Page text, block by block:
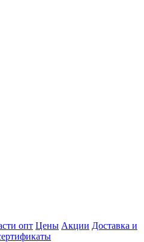
опт Цены Акции Доставка и